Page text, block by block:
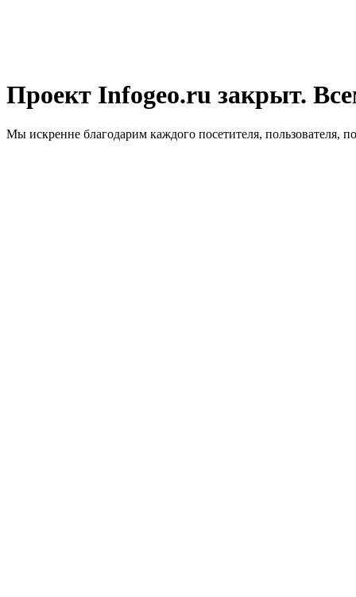
Проект Infogeo.ru закрыт.
Мы искренне благодарим каждого посетителя, пользователя,